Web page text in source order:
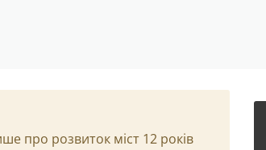
про розвиток міст 12 років